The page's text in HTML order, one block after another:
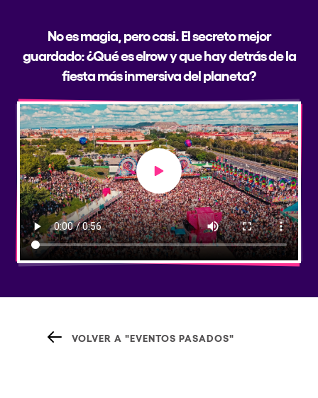
No es magia, pero casi. El secreto mejor
guardado: ¿Qué es elrow y que hay detrás de la
fiesta más inmersiva del planeta?
Play video
VOLVER A "EVENTOS PASADOS"